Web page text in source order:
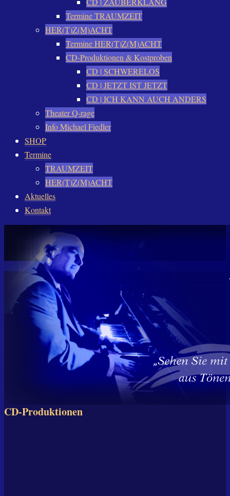
Termine TRAUMZEIT
HER(T)Z(M)ACHT
Termine HER(T)Z(M)ACHT
CD-Produktionen & Kostproben
CD | SCHWERELOS
CD | JETZT IST JETZT
CD | ICH KANN AUCH ANDERS
Theater Q-rage
Info Michael Fiedler
SHOP
Termine
TRAUMZEIT
HER(T)Z(M)ACHT
Aktuelles
Kontakt
CD-Produktionen